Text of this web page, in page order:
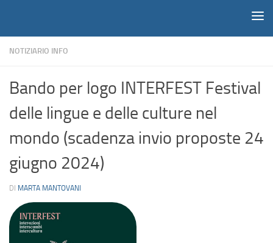
NOTIZIARIO INFO
Bando per logo INTERFEST Festival
delle lingue e delle culture nel
mondo (scadenza invio proposte 24
giugno 2024)
DI MARTA MANTOVANI